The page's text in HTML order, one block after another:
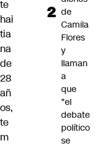
te
hai
tia
na
de
28
añ
os,
te
m
de
Camila
Flores
y
llaman
a
que
"el
debate
político
se